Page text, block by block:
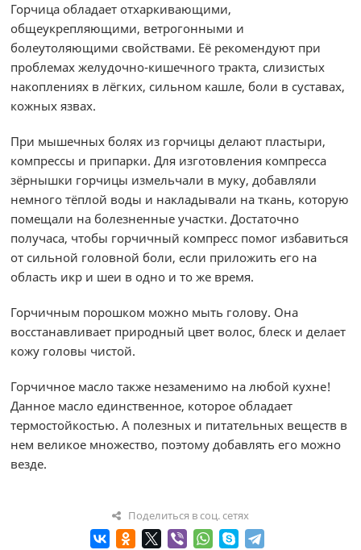
Горчица обладает отхаркивающими,
общеукрепляющими, ветрогонными и
болеутоляющими свойствами. Её рекомендуют при
проблемах желудочно-кишечного тракта, слизистых
накоплениях в лёгких, сильном кашле, боли в суставах,
кожных язвах.
При мышечных болях из горчицы делают пластыри,
компрессы и припарки. Для изготовления компресса
зёрнышки горчицы измельчали в муку, добавляли
немного тёплой воды и накладывали на ткань, которую
помещали на болезненные участки. Достаточно
получаса, чтобы горчичный компресс помог избавиться
от сильной головной боли, если приложить его на
область икр и шеи в одно и то же время.
Горчичным порошком можно мыть голову. Она
восстанавливает природный цвет волос, блеск и делает
кожу головы чистой.
Горчичное масло также незаменимо на любой кухне!
Данное масло единственное, которое обладает
термостойкостью. А полезных и питательных веществ в
нем великое множество, поэтому добавлять его можно
везде.
Поделиться в соц. сетях